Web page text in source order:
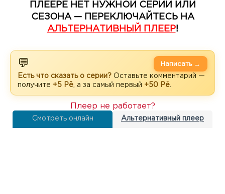
ПЛЕЕРЕ НЕТ НУЖНОЙ СЕРИИ ИЛИ
СЕЗОНА — ПЕРЕКЛЮЧАЙТЕСЬ НА
АЛЬТЕРНАТИВНЫЙ ПЛЕЕР!
💬
Есть что сказать о серии? Оставьте комментарий —
получите +5 Рё , а за самый первый +50 Рё
Написать →
Смотреть онлайн Альтернативный плеер
Плеер не работает?